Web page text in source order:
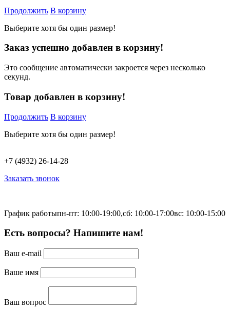
Продолжить В корзину
Выберите хотя бы один размер!
Заказ успешно добавлен в корзину!
Это сообщение автоматически закроется через несколько
секунд.
Товар добавлен в корзину!
Продолжить В корзину
Выберите хотя бы один размер!
+7 (4932) 26-14-28
Заказать звонок
График работыпн-пт: 10:00-19:00,сб: 10:00-17:00вс: 10:00-15:00
Есть вопросы? Напишите нам!
Ваш e-mail
Ваше имя
Ваш вопрос